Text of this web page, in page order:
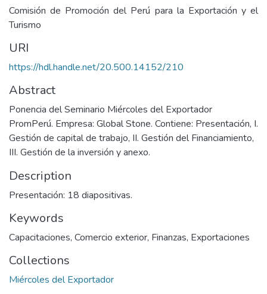
Comisión de Promoción del Perú para la Exportación y el
Turismo
URI
https://hdl.handle.net/20.500.14152/210
Abstract
Ponencia del Seminario Miércoles del Exportador
PromPerú. Empresa: Global Stone. Contiene: Presentación, I.
Gestión de capital de trabajo, II. Gestión del Financiamiento,
III. Gestión de la inversión y anexo.
Description
Presentación: 18 diapositivas.
Keywords
Capacitaciones, Comercio exterior, Finanzas, Exportaciones
Collections
Miércoles del Exportador